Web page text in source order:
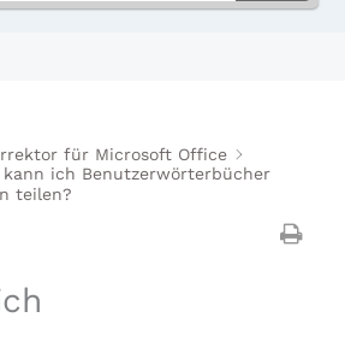
für Microsoft Office
kann ich Benutzerwörterbücher
teilen?